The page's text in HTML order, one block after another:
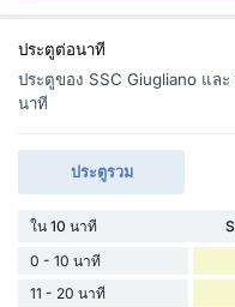
ประตูต่อนาที
ประตูของ SSC Giugliano แล
นาที
ประตูรวม
ใน 10 นาที
0 - 10 นาที
11 - 20 นาที